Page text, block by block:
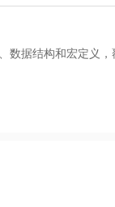
据结构和宏定义